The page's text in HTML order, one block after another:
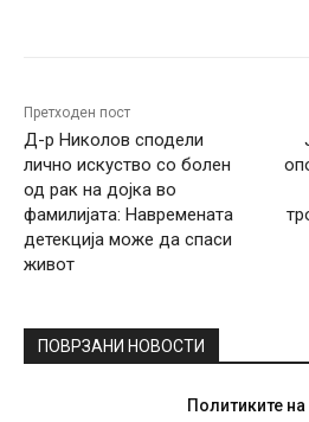
Претходен пост
Д-р Николов сподели
лично искуство со болен
од рак на дојка во
фамилијата: Навремената
детекција може да спаси
живот
ПОВРЗАНИ НОВОСТИ
Политиките